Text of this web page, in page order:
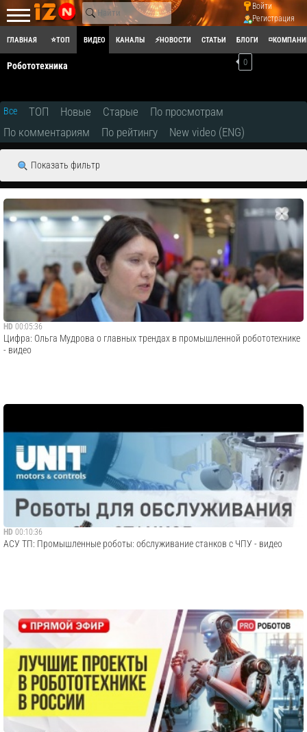
Войти
Регистрация
ГЛАВНАЯ ⭐ТОП ВИДЕО КАНАЛЫ ⚡НОВОСТИ СТАТЬИ БЛОГИ
0
Робототехника
Все ТОП Новые Старые
По просмотрам
По комментариям
По рейтингу New video (ENG)
Показать фильтр
HD 00:05:36
Цифра: Ольга Мудрова о главных трендах в промышленной робототехнике
- видео
HD 00:10:36
АСУ ТП: Промышленные роботы: обслуживание станков c ЧПУ - видео